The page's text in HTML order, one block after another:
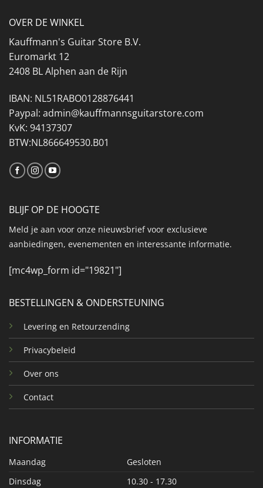
OVER DE WINKEL
Kauffmann's Guitar Store B.V.
Euromarkt 12
2408 BL Alphen aan de Rijn
IBAN: NL51RABO0128876441
Paypal: admin@kauffmannsguitarstore.com
KvK: 94137307
BTW:NL866649530.B01
BESTELLINGEN & ONDERSTEUNING
Levering en Retourzending
Privacybeleid
Over ons
Contact
INFORMATIE
Maandag
Gesloten
Dinsdag
10.30 - 17.30
BLIJF OP DE HOOGTE
Meld je aan voor onze nieuwsbrief voor exclusieve
aanbiedingen, evenementen en interessante informatie.
[mc4wp_form id="19821"]